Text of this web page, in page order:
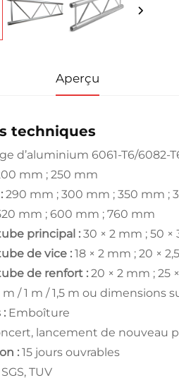
Aperçu
techniques
d’aluminium 6061-T6/6082-
mm ; 250 mm
290 mm ; 300 mm ; 350 mm ;
mm ; 600 mm ; 760 mm
principal : 30 × 2 mm ; 50 ×
de vice : 18 × 2 mm ; 20 ×
de renfort : 20 × 2 mm ; 25
m / 1 m / 1,5 m ou dimensions
: Emboîture
lancement de nouveau
: 15 jours ouvrables
TUV